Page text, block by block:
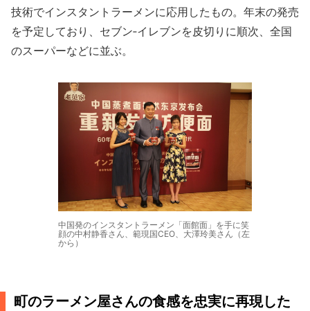
技術でインスタントラーメンに応用したもの。年末の発売
を予定しており、セブン‐イレブンを皮切りに順次、全国
のスーパーなどに並ぶ。
中国発のインスタントラーメン「面館面」を手に笑
顔の中村静香さん、範現国CEO、大澤玲美さん（左
から）
町のラーメン屋さんの食感を忠実に再現した